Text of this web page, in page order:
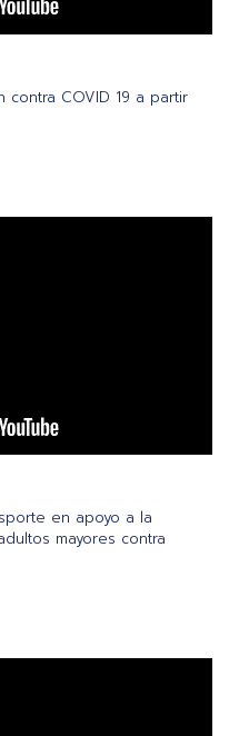
contra COVID 19 a partir
en apoyo a la
mayores contra